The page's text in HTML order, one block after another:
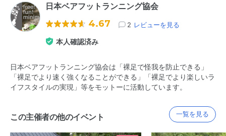
日本ベアフットランニング協会
4.67 2 レビューを見る
本人確認済み
日本ベアフットランニング協会は「裸足で怪我を防止できる」
「裸足でより速く強くなることができる」「裸足でより楽しいラ
イフスタイルの実現」等をモットーに活動しています。
この主催者の他のイベント 一覧を見る